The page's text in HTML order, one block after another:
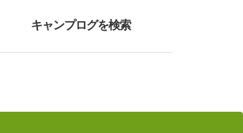
キャンプログを検索